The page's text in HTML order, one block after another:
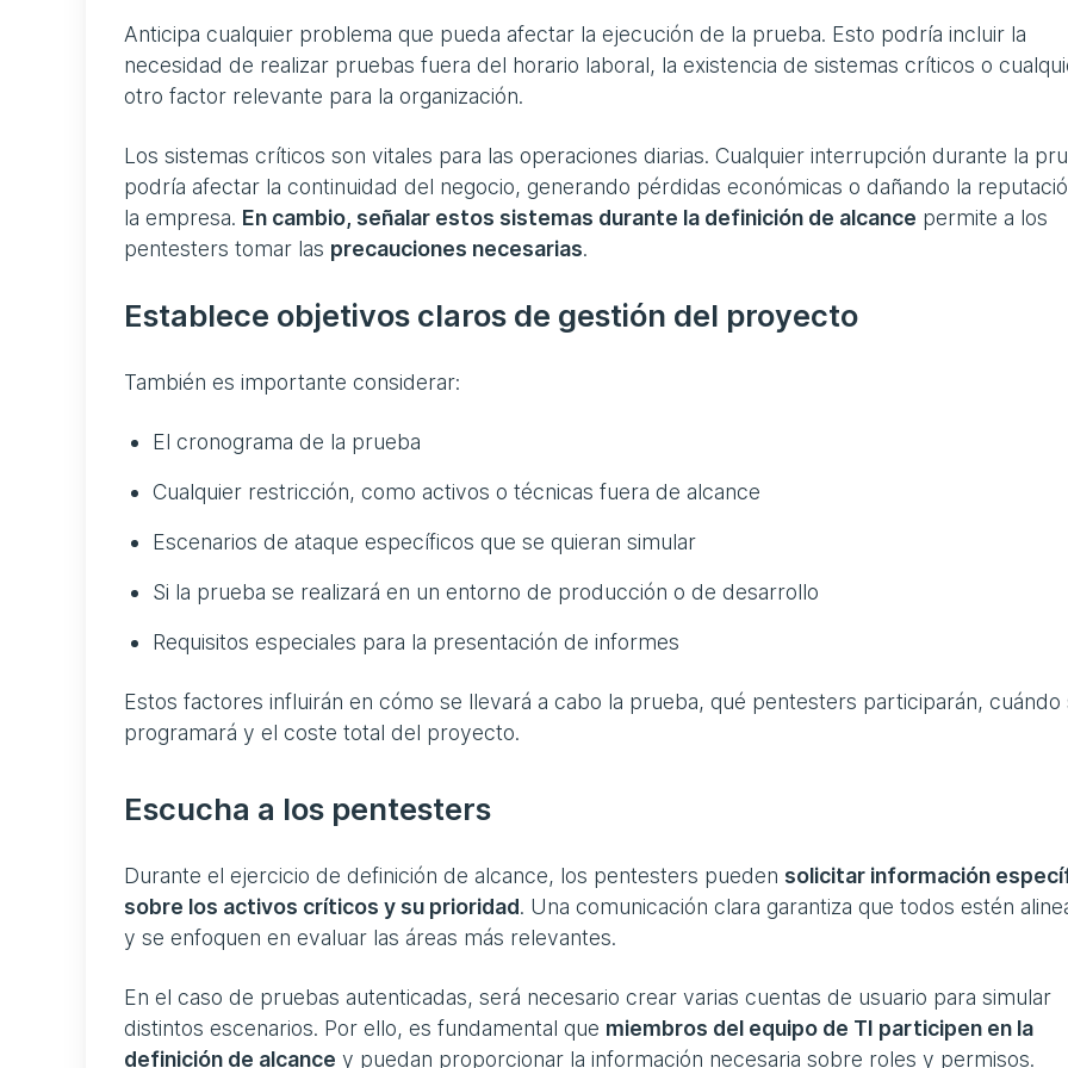
Anticipa cualquier problema que pueda afectar la ejecución de la prueba. Esto podría incluir la
necesidad de realizar pruebas fuera del horario laboral, la existencia de sistemas críticos o
otro factor relevante para la organización.
Los sistemas críticos son vitales para las operaciones diarias. Cualquier interrupción durante la
podría afectar la continuidad del negocio, generando pérdidas económicas o dañando la
la empresa. En cambio, señalar estos sistemas durante la definición de alcance permite a los
pentesters tomar las precauciones necesarias.
Establece objetivos claros de gestión del proyecto
También es importante considerar:
El cronograma de la prueba
Cualquier restricción, como activos o técnicas fuera de alcance
Escenarios de ataque específicos que se quieran simular
Si la prueba se realizará en un entorno de producción o de desarrollo
Requisitos especiales para la presentación de informes
Estos factores influirán en cómo se llevará a cabo la prueba, qué pentesters participarán, cuándo
programará y el coste total del proyecto.
Escucha a los pentesters
Durante el ejercicio de definición de alcance, los pentesters pueden solicitar información
sobre los activos críticos y su prioridad. Una comunicación clara garantiza que todos estén
y se enfoquen en evaluar las áreas más relevantes.
En el caso de pruebas autenticadas, será necesario crear varias cuentas de usuario para simular
distintos escenarios. Por ello, es fundamental que miembros del equipo de TI participen en la
definición de alcance y puedan proporcionar la información necesaria sobre roles y permisos.